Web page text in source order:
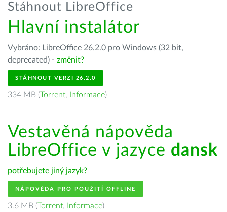
Stáhnout LibreOffice
Hlavní instalátor
Vybráno: LibreOffice 26.2.0 pro Windows (32 bit,
deprecated) - změnit?
STÁHNOUT VERZI 26.2.0
334 MB (Torrent, Informace)
Vestavěná nápověda
LibreOffice v jazyce dansk
potřebujete jiný jazyk?
NÁPOVĚDA PRO POUŽITÍ OFFLINE
3.6 MB (Torrent, Informace)